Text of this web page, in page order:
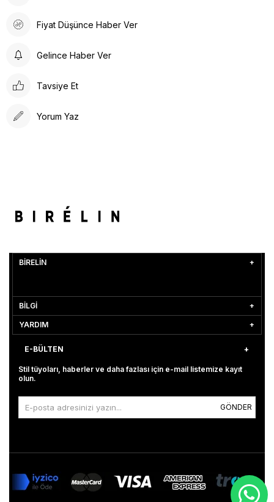
Fiyat Düşünce Haber Ver
Gelince Haber Ver
Tavsiye Et
Yorum Yaz
BİRELİN
BİLGİ
YARDIM
E-BÜLTEN
Stil tüyoları, haberler ve daha fazlası için e-mail listemize kayıt
olun.
GÖNDER